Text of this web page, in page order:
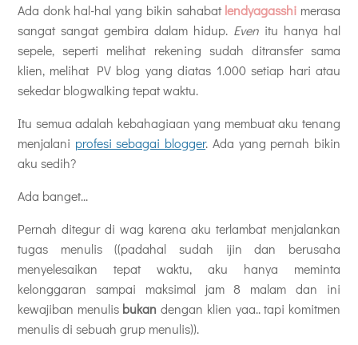
Ada donk hal-hal yang bikin sahabatlendyagasshi merasa
sangat sangat gembira dalam hidup. Even itu hanya hal
sepele, seperti melihat rekening sudah ditransfer sama
klien, melihat PV blog yang diatas 1.000 setiap hari atau
sekedar blogwalking tepat waktu.
Itu semua adalah kebahagiaan yang membuat aku tenang
menjalani profesi sebagai blogger. Ada yang pernah bikin
aku sedih?
Ada banget...
Pernah ditegur di wag karena aku terlambat menjalankan
tugas menulis ((padahal sudah ijin dan berusaha
menyelesaikan tepat waktu, aku hanya meminta
kelonggaran sampai maksimal jam 8 malam dan ini
kewajiban menulis bukan dengan klien yaa.. tapi komitmen
menulis di sebuah grup menulis)).